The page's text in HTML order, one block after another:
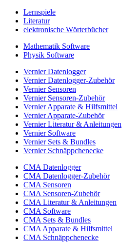
Lernspiele
Literatur
elektronische Wörterbücher
Mathematik Software
Physik Software
Vernier Datenlogger
Vernier Datenlogger-Zubehör
Vernier Sensoren
Vernier Sensoren-Zubehör
Vernier Apparate & Hilfsmittel
Vernier Apparate-Zubehör
Vernier Literatur & Anleitungen
Vernier Software
Vernier Sets & Bundles
Vernier Schnäppchenecke
CMA Datenlogger
CMA Datenlogger-Zubehör
CMA Sensoren
CMA Sensoren-Zubehör
CMA Literatur & Anleitungen
CMA Software
CMA Sets & Bundles
CMA Apparate & Hilfsmittel
CMA Schnäppchenecke